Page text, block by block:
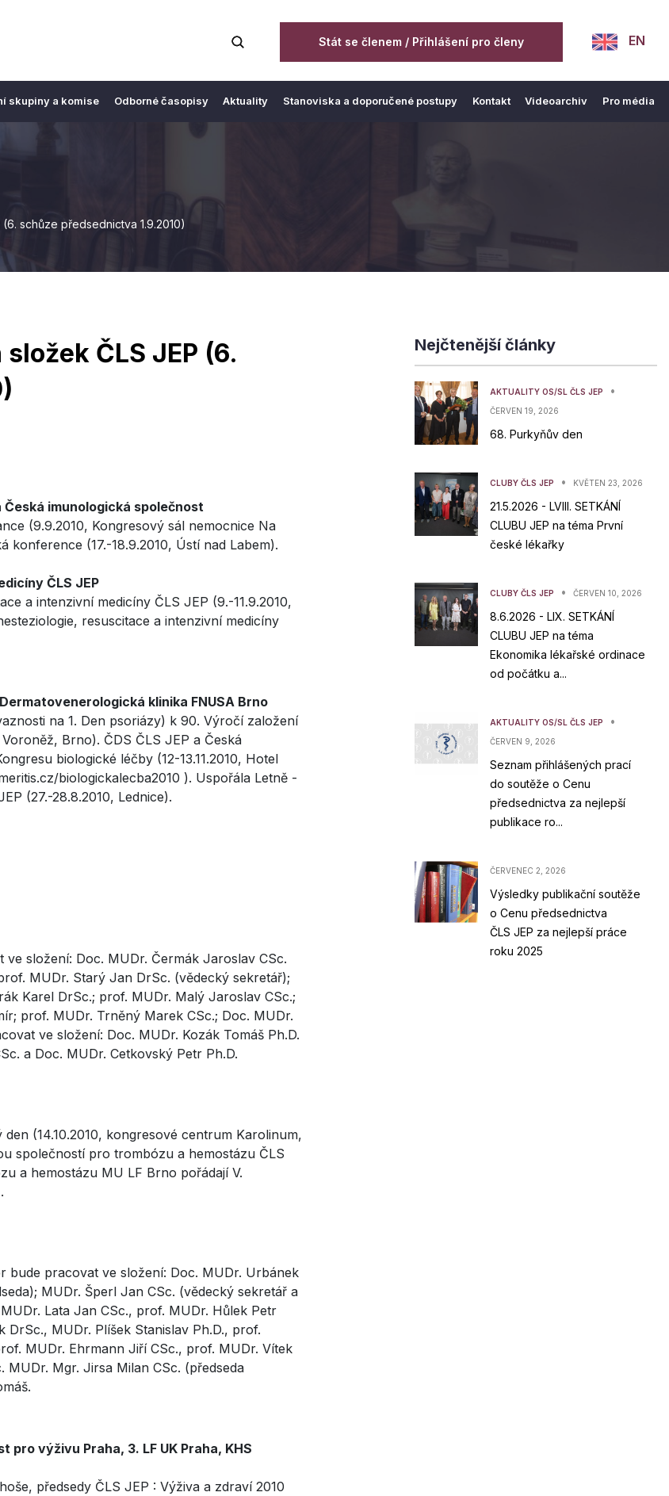
skupiny a komise Odborné časopisy Aktuality Stanoviska a doporučené postupy Kontakt Videoarchiv Pro média
Stát se členem / Přihlášení pro členy EN
schůze předsednictva 1.9.2010)
ČLS JEP (6.
imunologická společnost
(9.9.2010, Kongresový sál nemocnice Na
konference (17.-18.9.2010, Ústí nad Labem).
ČLS JEP
a intenzivní medicíny ČLS JEP (9.-11.9.2010,
resuscitace a intenzivní medicíny
klinika FNUSA Brno
na 1. Den psoriázy) k 90. Výročí založení
Brno). ČDS ČLS JEP a Česká
biologické léčby (12-13.11.2010, Hotel
biologickalecba2010 ). Uspořála Letně -
(27.-28.8.2010, Lednice).
složení: Doc. MUDr. Čermák Jaroslav CSc.
MUDr. Starý Jan DrSc. (vědecký sekretář);
Karel DrSc.; prof. MUDr. Malý Jaroslav CSc.;
prof. MUDr. Trněný Marek CSc.; Doc. MUDr.
ve složení: Doc. MUDr. Kozák Tomáš Ph.D.
a Doc. MUDr. Cetkovský Petr Ph.D.
(14.10.2010, kongresové centrum Karolinum,
společností pro trombózu a hemostázu ČLS
a hemostázu MU LF Brno pořádají V.
pracovat ve složení: Doc. MUDr. Urbánek
MUDr. Šperl Jan CSc. (vědecký sekretář a
Lata Jan CSc., prof. MUDr. Hůlek Petr
MUDr. Plíšek Stanislav Ph.D., prof.
MUDr. Ehrmann Jiří CSc., prof. MUDr. Vítek
Mgr. Jirsa Milan CSc. (předseda
pro výživu Praha, 3. LF UK Praha, KHS
předsedy ČLS JEP : Výživa a zdraví 2010
Nejčtenější články
AKTUALITY OS/SL ČLS JEP •
ČERVEN 19, 2026
68. Purkyňův den
CLUBY ČLS JEP • KVĚTEN 23, 2026
21.5.2026 - LVIII. SETKÁNÍ
CLUBU JEP na téma První
české lékařky
CLUBY ČLS JEP • ČERVEN 10, 2026
8.6.2026 - LIX. SETKÁNÍ
CLUBU JEP na téma
Ekonomika lékařské ordinace
od počátku a...
AKTUALITY OS/SL ČLS JEP •
ČERVEN 9, 2026
Seznam přihlášených prací
do soutěže o Cenu
předsednictva za nejlepší
publikace ro...
ČERVENEC 2, 2026
Výsledky publikační soutěže
o Cenu předsednictva
ČLS JEP za nejlepší práce
roku 2025